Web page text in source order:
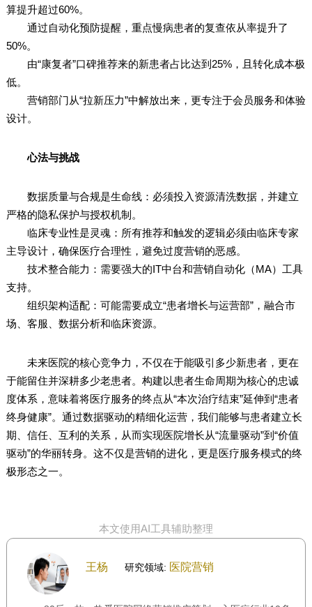
算提升超过60%。
通过自动化预防提醒，重点慢病患者的复查依从率提升了
50%。
由“康复者”口碑推荐来的新患者占比达到25%，且转化成本极
低。
营销部门从“拉新压力”中解放出来，更专注于会员服务和体验
设计。
心法与挑战
数据质量与合规是生命线：必须投入资源清洗数据，并建立
严格的隐私保护与授权机制。
临床专业性是灵魂：所有推荐和触发的逻辑必须由临床专家
主导设计，确保医疗合理性，避免过度营销的恶感。
技术整合能力：需要强大的IT中台和营销自动化（MA）工具
支持。
组织架构适配：可能需要成立“患者增长与运营部”，融合市
场、客服、数据分析和临床资源。
未来医院的核心竞争力，不仅在于能吸引多少新患者，更在
于能留住并深耕多少老患者。构建以患者生命周期为核心的忠诚
度体系，意味着将医疗服务的终点从“本次治疗结束”延伸到“患者
终身健康”。通过数据驱动的精细化运营，我们能够与患者建立长
期、信任、互利的关系，从而实现医院增长从“流量驱动”到“价值
驱动”的华丽转身。这不仅是营销的进化，更是医疗服务模式的终
极形态之一。
本文使用AI工具辅助整理
王杨 研究领域: 医院营销